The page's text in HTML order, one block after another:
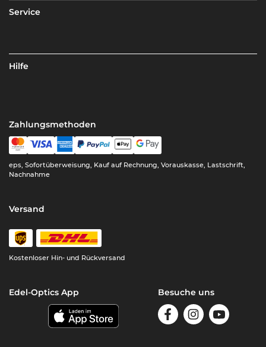
Service
Hilfe
Zahlungsmethoden
eps, Sofortüberweisung, Kauf auf Rechnung, Vorauskasse, Lastschrift,
Nachnahme
Versand
Kostenloser Hin- und Rückversand
Edel-Optics App Besuche uns